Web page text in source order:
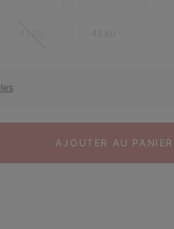
AJOUTER AU PANIER